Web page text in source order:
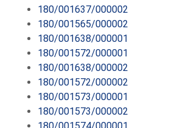
180/001637/000002
180/001565/000002
180/001638/000001
180/001572/000001
180/001638/000002
180/001572/000002
180/001573/000001
180/001573/000002
180/001574/000001